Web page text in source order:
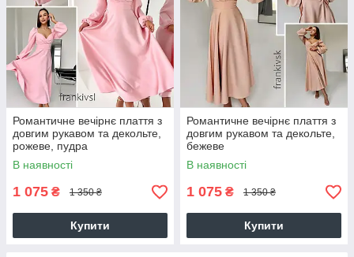
Романтичне вечірнє плаття з
довгим рукавом та декольте,
рожеве, пудра
В наявності
1 075 ₴ 1 350 ₴
Купити
Романтичне вечірнє плаття з
довгим рукавом та декольте,
бежеве
В наявності
1 075 ₴ 1 350 ₴
Купити